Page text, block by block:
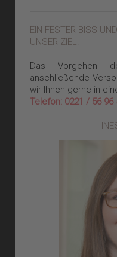
EIN FESTER BISS
UNSER ZIEL!
Das Vorgehen
anschließende
wir Ihnen gerne in
Telefon: 0221 / 56 96